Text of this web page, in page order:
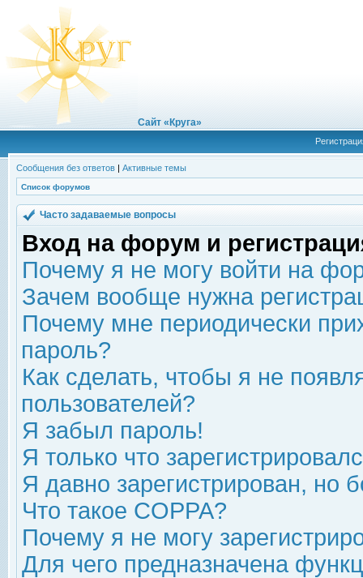
Сайт «Круга»
Сообщения без ответов | Активные темы
Список форумов
Часто задаваемые вопросы
Вход на форум и
Почему я не могу войти на
Зачем вообще нужна
Почему мне периодически
пароль?
Как сделать, чтобы я не
пользователей?
Я забыл пароль!
Я только что
Я давно зарегистрирован, но
Что такое COPPA?
Почему я не могу
Для чего предназначена